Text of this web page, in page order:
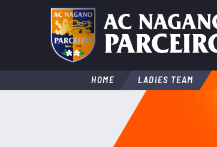
HOME LADIES TEAM